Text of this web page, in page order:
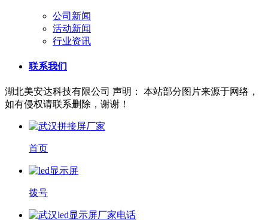
公司新闻
活动新闻
行业资讯
联系我们
湖北美安达科技有限公司 声明： 本站部分图片来源于网络，
如有侵权请联系删除，谢谢！
首页
拨号